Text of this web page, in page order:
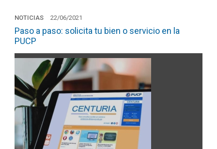
NOTICIAS 22/06/2021
Paso a paso: solicita tu bien o servicio en la
PUCP